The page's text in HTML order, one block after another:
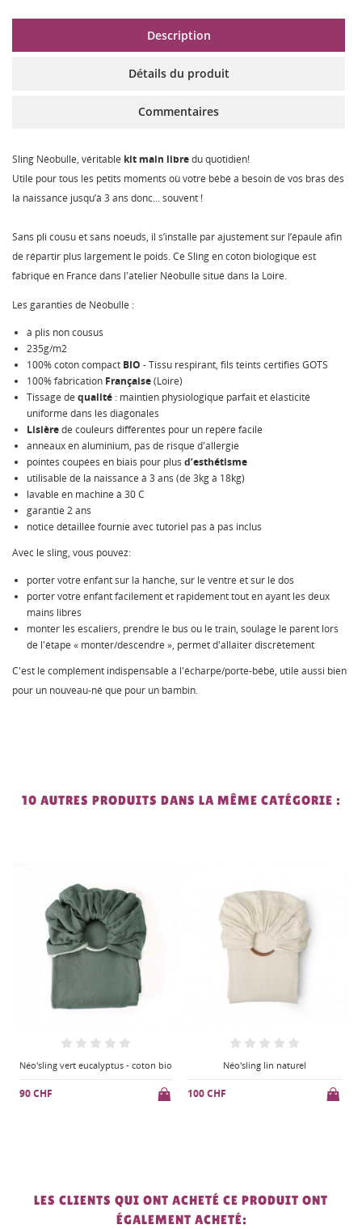
Description
Détails du produit
Commentaires
Sling Néobulle, véritable kit main libredu quotidien!
Utile pour tous les petits moments où votre bébé a besoin de vos bras dès
la naissance jusqu’à 3 ans donc... souvent !
Sans pli cousu et sans noeuds, il s’installe par ajustement sur l’épaule afin
de répartir plus largement le poids. Ce Sling en coton biologique est
fabriqué en France dans l'atelier Néobulle situé dans la Loire.
Les garanties de Néobulle :
à plis non cousus
235g/m2
100% coton compact BIO - Tissu respirant, fils teints certifiés GOTS
100% fabrication Française(Loire)
Tissage de qualité : maintien physiologique parfait et élasticité
uniforme dans les diagonales
Lisièrede couleurs différentes pour un repère facile
anneaux en aluminium, pas de risque d'allergie
pointes coupées en biais pour plus d’esthétisme
utilisable de la naissance à 3 ans (de 3kg à 18kg)
lavable en machine à 30 C
garantie 2 ans
notice détaillée fournie avec tutoriel pas à pas inclus
Avec le sling, vous pouvez:
porter votre enfant sur la hanche, sur le ventre et sur le dos
porter votre enfant facilement et rapidement tout en ayant les deux
mains libres
monter les escaliers, prendre le bus ou le train, soulage le parent lors
de l'étape « monter/descendre », permet d'allaiter discrètement
C'est le complément indispensable à l'écharpe/porte-bébé, utile aussi bien
pour un nouveau-né que pour un bambin.
10 AUTRES PRODUITS DANS LA MÊME CATÉGORIE :
Néo'sling lin naturel
100 CHF
Néo'sling bleu frégate - coton bio
90 CHF
LES CLIENTS QUI ONT ACHETÉ CE PRODUIT ONT
ÉGALEMENT ACHETÉ: